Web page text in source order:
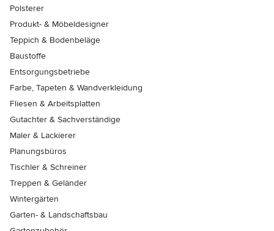
Polsterer
Produkt- & Möbeldesigner
Teppich & Bodenbeläge
Baustoffe
Entsorgungsbetriebe
Farbe, Tapeten & Wandverkleidung
Fliesen & Arbeitsplatten
Gutachter & Sachverständige
Maler & Lackierer
Planungsbüros
Tischler & Schreiner
Treppen & Geländer
Wintergärten
Garten- & Landschaftsbau